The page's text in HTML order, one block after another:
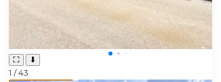
⛶ ⬇
1 / 43